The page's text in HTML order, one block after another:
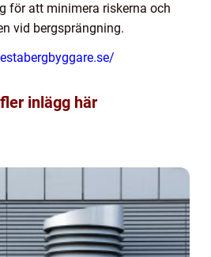
för att minimera riskerna och
vid bergsprängning.
inlägg här